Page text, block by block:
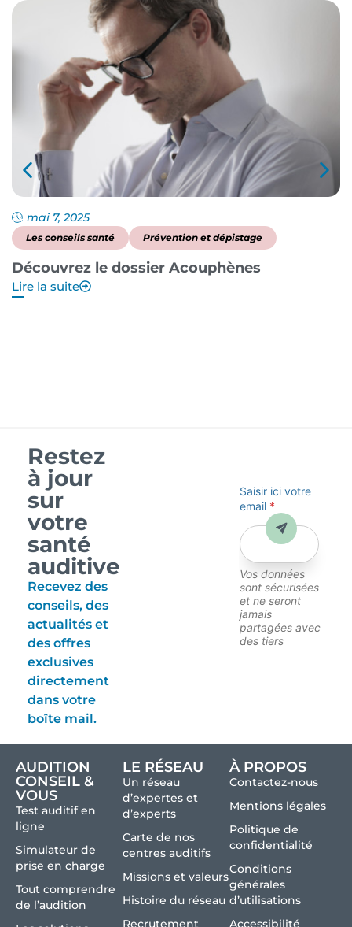
mai 7, 2025
Les conseils santé Prévention et dépistage
Découvrez le dossier Acouphènes
Lire la suite
Restez
à jour
sur
votre
santé
auditive
Recevez des
conseils, des
actualités et
des offres
exclusives
directement
dans votre
boîte mail.
Saisir ici votre
email *
Vos données
sont sécurisées
et ne seront
jamais
partagées avec
des tiers
Envoyer
AUDITION
CONSEIL &
VOUS
Test auditif en
ligne
Simulateur de
prise en charge
Tout comprendre
de l’audition
LE RÉSEAU
Un réseau
d’expertes et
d’experts
Carte de nos
centres auditifs
Missions et valeurs
Histoire du réseau
Recrutement
À PROPOS
Contactez-nous
Mentions légales
Politique de
confidentialité
Conditions
générales
d’utilisations
Accessibilité